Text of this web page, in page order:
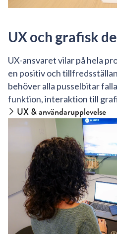
UX och grafisk
UX-ansvaret vilar på hela
en positiv och
behöver alla pusselbitar
funktion, interaktion till
UX & användarupplevelse